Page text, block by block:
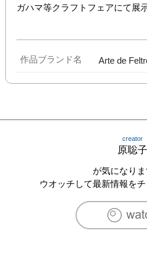
ガハマ等クラフトフェアにて展
作品ブランド名 Arte de
creator
原聡子
が気になりま
ウオッチして最新情報を